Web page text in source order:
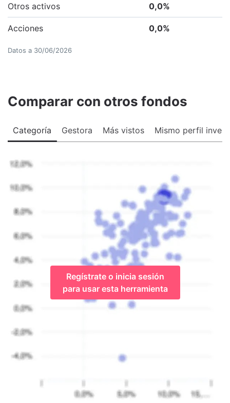
Otros activos 0,0%
Acciones 0,0%
Datos a 30/06/2026
Comparar con otros fondos
Categoría Gestora Más vistos Mismo perfil
Regístrate o inicia sesión
para usar esta herramienta